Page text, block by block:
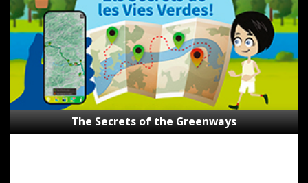
The Secrets of the Greenways